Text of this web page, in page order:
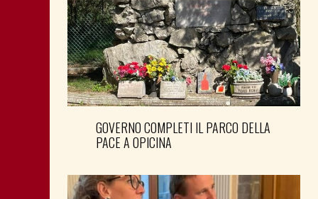
GOVERNO COMPLETI IL PARCO DELLA
PACE A OPICINA